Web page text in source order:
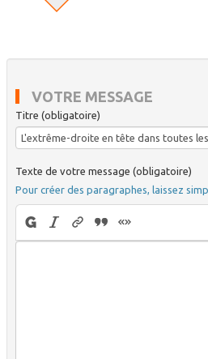
VOTRE MESSAGE
Titre (obligatoire)
Texte de votre message (obligatoire)
Pour créer des paragraphes, laissez